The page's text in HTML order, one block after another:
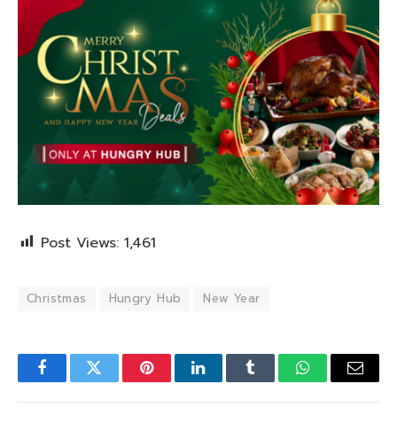
Post Views: 1,461
Christmas Hungry Hub New Year
FacebookTwitter PinterestLinkedInTumblr WhatsAppEmail